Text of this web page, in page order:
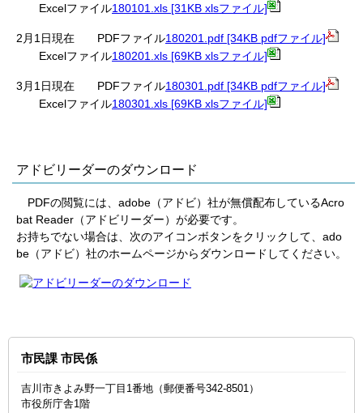
Excelファイル180101.xls [31KB xlsファイル]
2月1日現在 PDFファイル180201.pdf [34KB pdfファイル]
Excelファイル180201.xls [69KB xlsファイル]
3月1日現在 PDFファイル180301.pdf [34KB pdfファイル]
Excelファイル180301.xls [69KB xlsファイル]
アドビリーダーのダウンロード
PDFの閲覧には、adobe（アドビ）社が無償配布しているAcro
bat Reader（アドビリーダー）が必要です。
お持ちでない場合は、次のアイコンボタンをクリックして、ado
be（アドビ）社のホームページからダウンロードしてください。
市民課 市民係
吉川市きよみ野一丁目1番地（郵便番号342-8501）
市役所庁舎1階